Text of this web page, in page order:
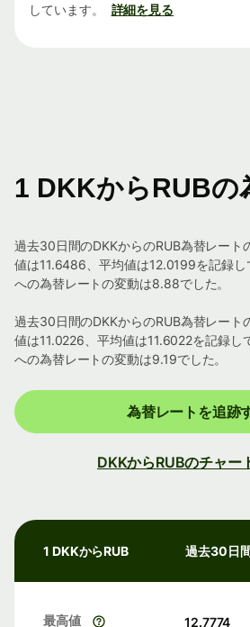
しています。
詳細を見る
1 DKKからRUBの
過去30日間のDKKからのRUB為替レート
値は11.6486、平均値は12.0199を記録し
への為替レートの変動は8.88でした。
過去30日間のDKKからのRUB為替レート
値は11.0226、平均値は11.6022を記録し
への為替レートの変動は9.19でした。
為替レートを追跡
DKKからRUBのチャー
1 DKKからRUB 過去30日
最高値 12.7774